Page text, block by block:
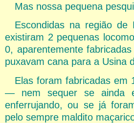
Mas nossa pequena
Escondidas na região
existiram 2 pequenas
0, aparentemente
puxavam cana para a Usina
Elas foram fabricadas em
— nem sequer se ainda
enferrujando, ou se já
pelo sempre maldito